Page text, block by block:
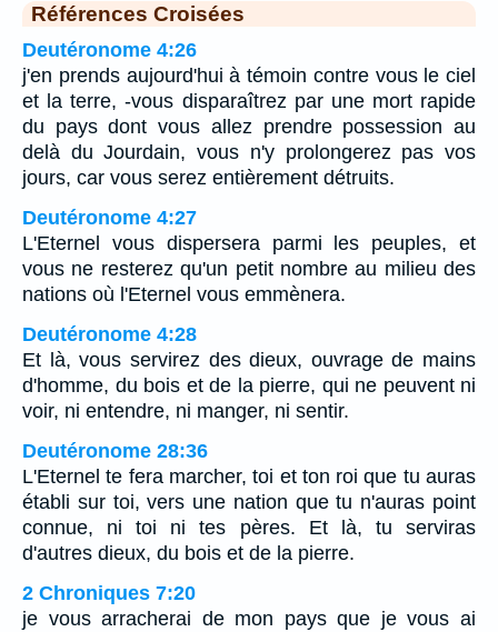
Références Croisées
Deutéronome 4:26
j'en prends aujourd'hui à témoin contre vous le ciel
et la terre, -vous disparaîtrez par une mort rapide
du pays dont vous allez prendre possession au
delà du Jourdain, vous n'y prolongerez pas vos
jours, car vous serez entièrement détruits.
Deutéronome 4:27
L'Eternel vous dispersera parmi les peuples, et
vous ne resterez qu'un petit nombre au milieu des
nations où l'Eternel vous emmènera.
Deutéronome 4:28
Et là, vous servirez des dieux, ouvrage de mains
d'homme, du bois et de la pierre, qui ne peuvent ni
voir, ni entendre, ni manger, ni sentir.
Deutéronome 28:36
L'Eternel te fera marcher, toi et ton roi que tu auras
établi sur toi, vers une nation que tu n'auras point
connue, ni toi ni tes pères. Et là, tu serviras
d'autres dieux, du bois et de la pierre.
2 Chroniques 7:20
je vous arracherai de mon pays que je vous ai